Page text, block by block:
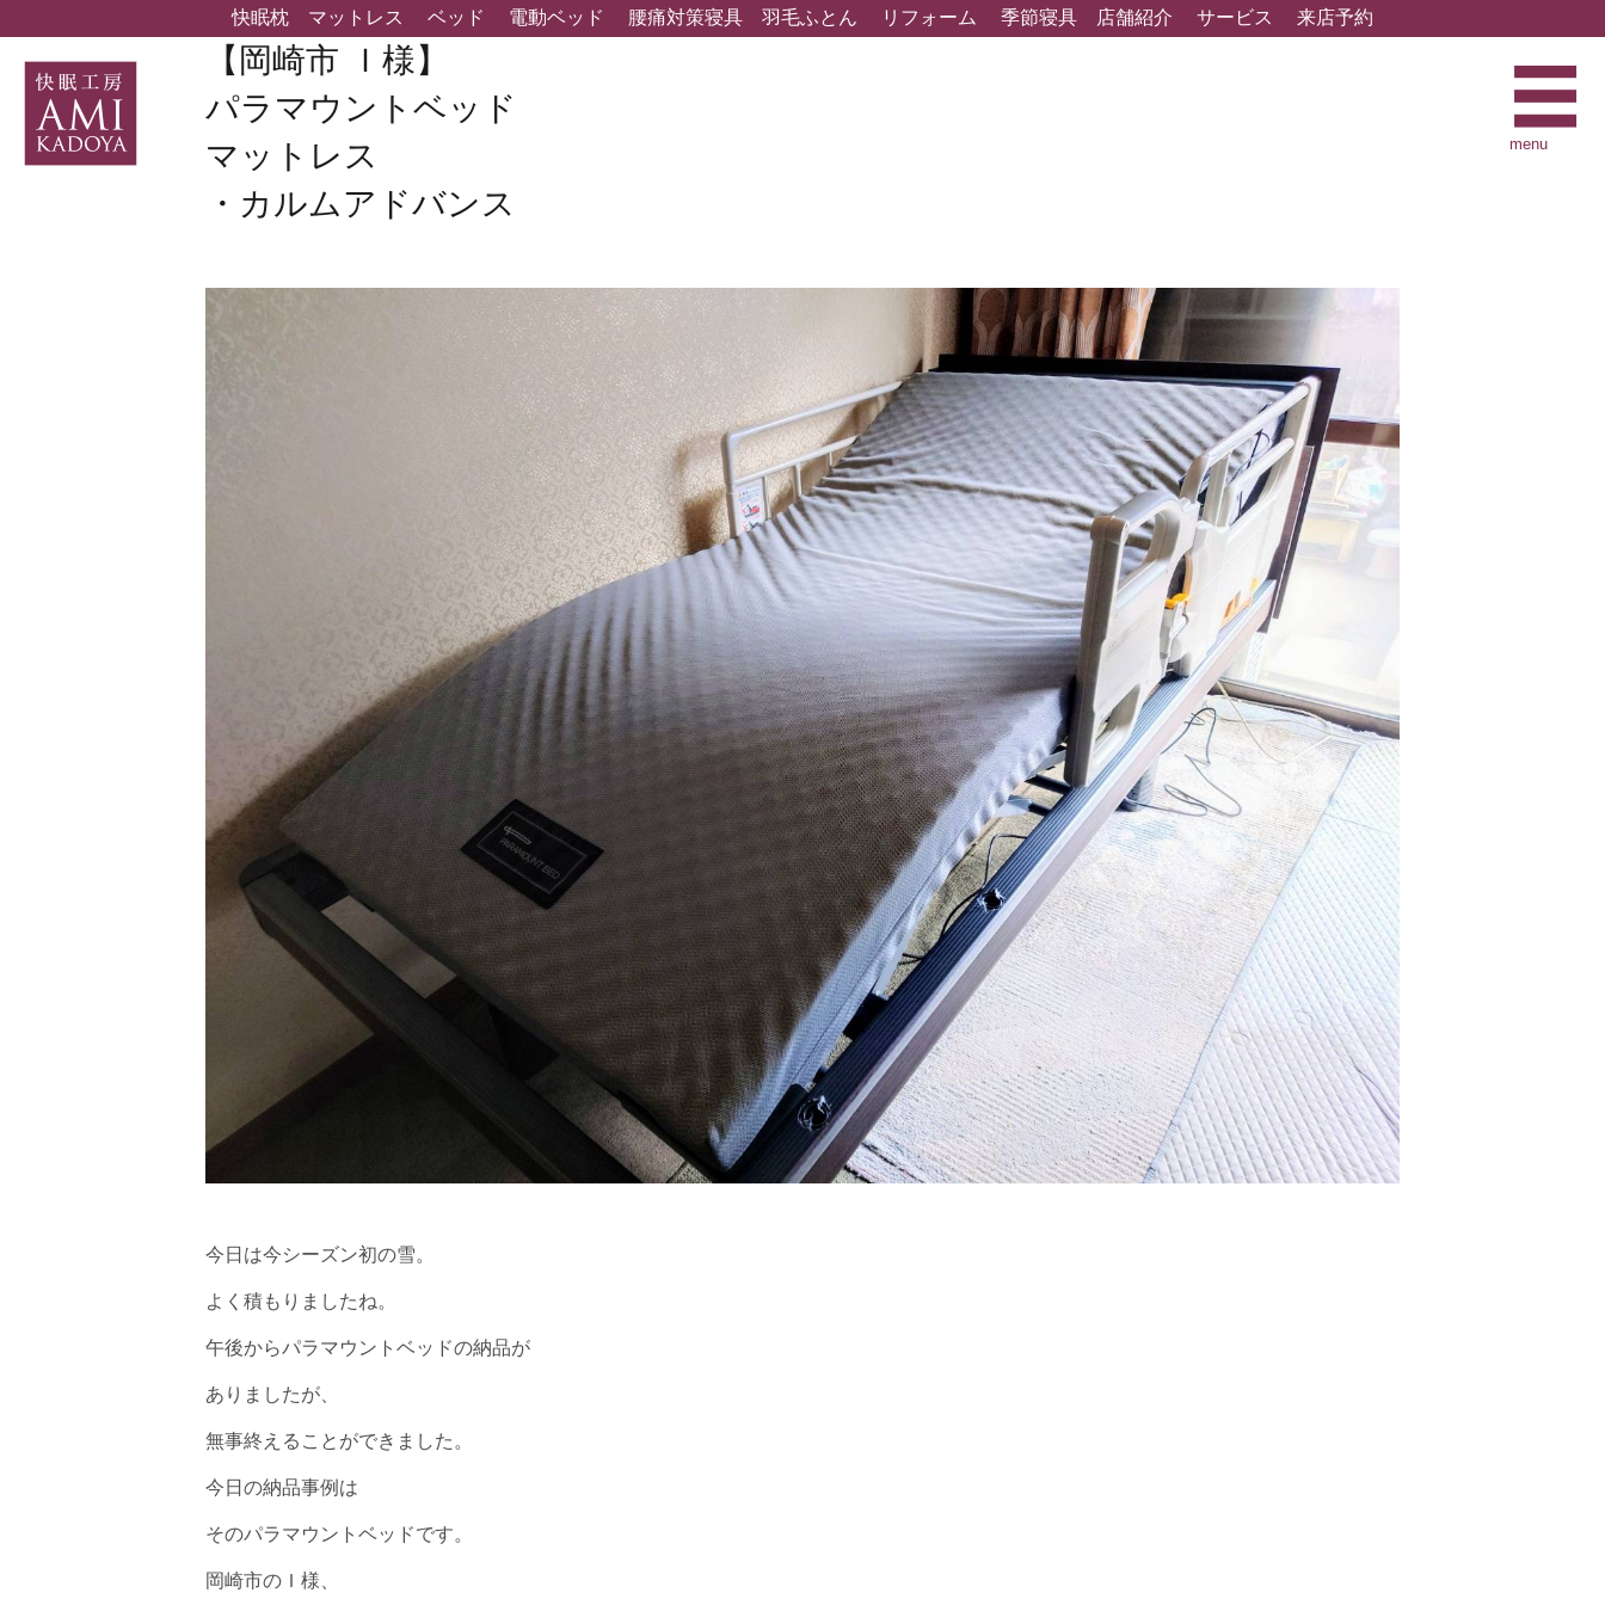
快眠枕 マットレス ベッド 電動ベッド 腰痛対策寝具 羽毛ふとん リフォーム 季節寝具 店舗紹介 サービス 来店予約
menu
【岡崎市 Ｉ様】
パラマウントベッド
マットレス
・カルムアドバンス
今日は今シーズン初の雪。
よく積もりましたね。
午後からパラマウントベッドの納品が
ありましたが、
無事終えることができました。
今日の納品事例は
そのパラマウントベッドです。
岡崎市のＩ様、